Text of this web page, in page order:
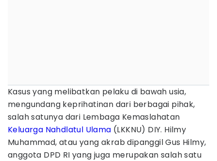
Kasus yang melibatkan pelaku di bawah usia,
mengundang keprihatinan dari berbagai pihak,
salah satunya dari Lembaga Kemaslahatan
Keluarga Nahdlatul Ulama (LKKNU) DIY. Hilmy
Muhammad, atau yang akrab dipanggil Gus Hilmy,
anggota DPD RI yang juga merupakan salah satu